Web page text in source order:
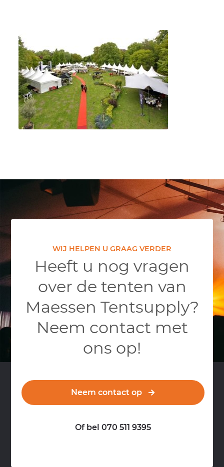
WIJ HELPEN U GRAAG VERDER
Heeft u nog vragen
over de tenten van
Maessen Tentsupply?
Neem contact met
ons op!
Neem contact op
Of bel 070 511 9395